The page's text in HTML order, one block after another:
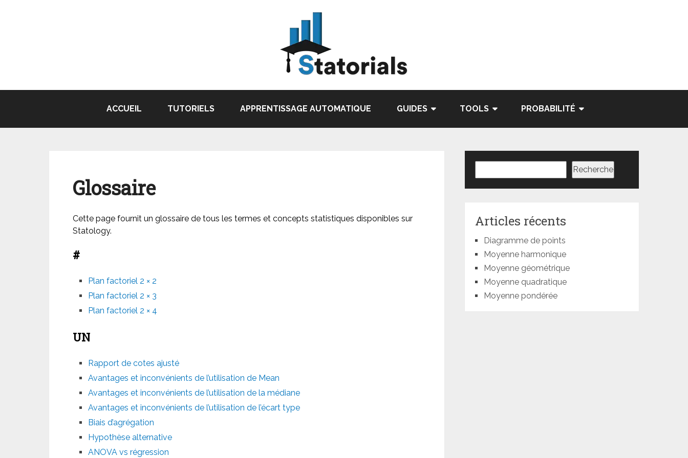
ACCUEIL TUTORIELS APPRENTISSAGE AUTOMATIQUE GUIDES TOOLS PROBABILITÉ
Glossaire
Cette page fournit un glossaire de tous les termes et concepts statistiques disponibles sur
Statology.
#
Plan factoriel 2 × 2
Plan factoriel 2 × 3
Plan factoriel 2 × 4
UN
Rapport de cotes ajusté
Avantages et inconvénients de l’utilisation de Mean
Avantages et inconvénients de l’utilisation de la médiane
Avantages et inconvénients de l’utilisation de l’écart type
Biais d’agrégation
Hypothèse alternative
ANOVA vs régression
Recherche
Articles récents
Diagramme de points
Moyenne harmonique
Moyenne géométrique
Moyenne quadratique
Moyenne pondérée